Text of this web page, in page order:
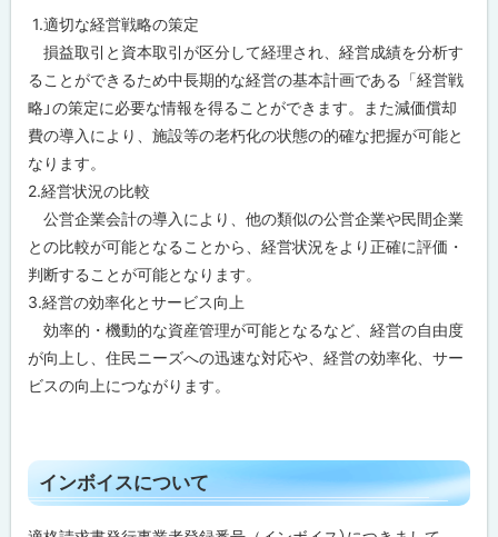
プ
戻
る
1.適切な経営戦略の策定
損益取引と資本取引が区分して経理され、経営成績を分析す
ることができるため中長期的な経営の基本計画である「経営戦
略」の策定に必要な情報を得ることができます。また減価償却
費の導入により、施設等の老朽化の状態の的確な把握が可能と
なります。
2.経営状況の比較
公営企業会計の導入により、他の類似の公営企業や民間企業
との比較が可能となることから、経営状況をより正確に評価・
判断することが可能となります。
3.経営の効率化とサービス向上
効率的・機動的な資産管理が可能となるなど、経営の自由度
が向上し、住民ニーズへの迅速な対応や、経営の効率化、サー
ビスの向上につながります。
ト
ッ
プ
インボイスについて